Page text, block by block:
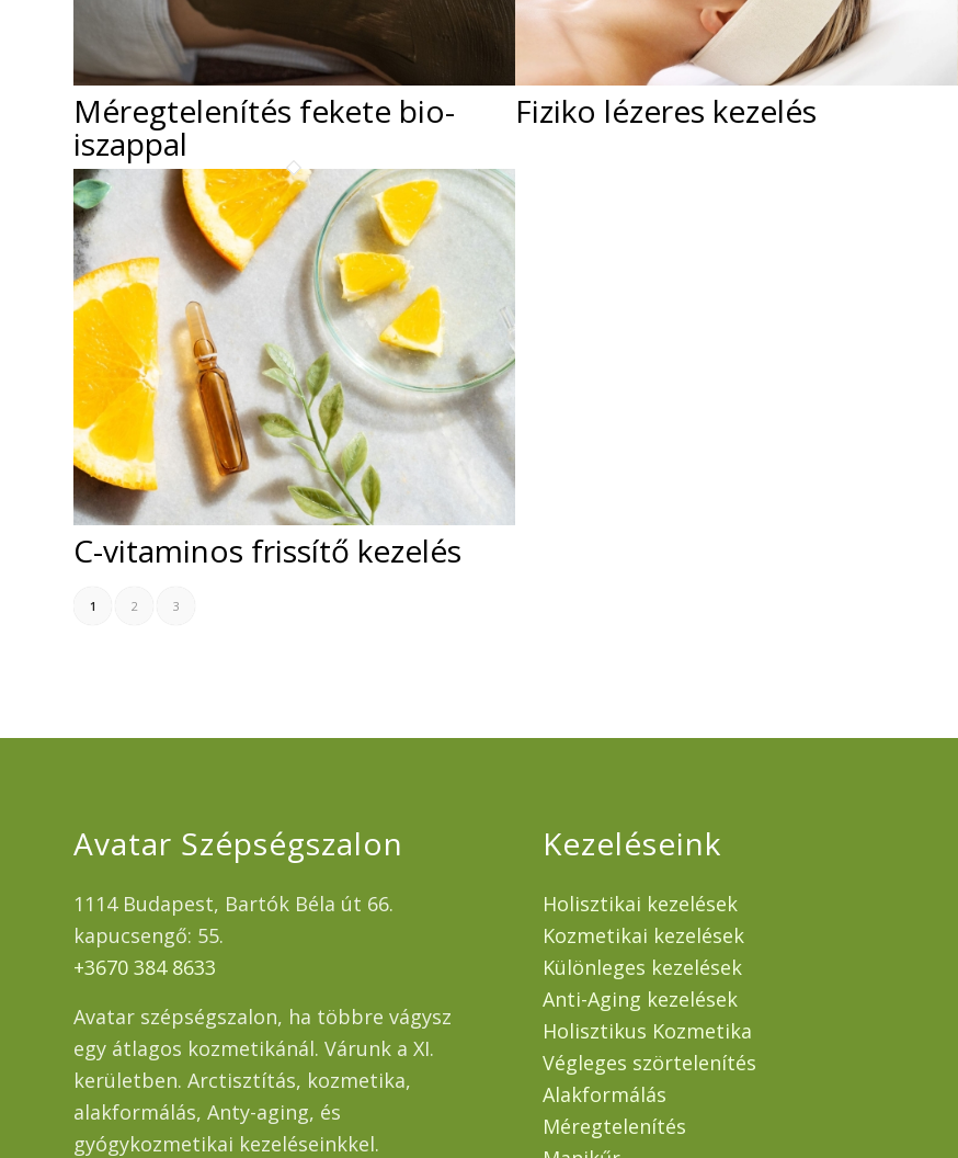
Méregtelenítés fekete bio-
iszappal
Fiziko lézeres kezelés
C-vitaminos frissítő kezelés
1 2 3
Avatar Szépségszalon
1114 Budapest, Bartók Béla út 66.
kapucsengő: 55.
+3670 384 8633
Avatar szépségszalon, ha többre vágysz
egy átlagos kozmetikánál. Várunk a XI.
kerületben. Arctisztítás, kozmetika,
alakformálás, Anty-aging, és
gyógykozmetikai kezeléseinkkel.
Kezeléseink
Holisztikai kezelések
Kozmetikai kezelések
Különleges kezelések
Anti-Aging kezelések
Holisztikus Kozmetika
Végleges szörtelenítés
Alakformálás
Méregtelenítés